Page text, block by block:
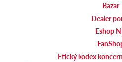
Bazar
Dealer
Eshop
Etický kodex